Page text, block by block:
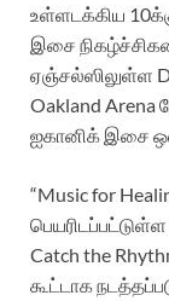
உள்ளடக்கிய
இசை
ஏஞ்சல்ஸிலுள்ள
Oakland
ஐகானிக் இசை
“Music for
Catch the
கூட்டாக